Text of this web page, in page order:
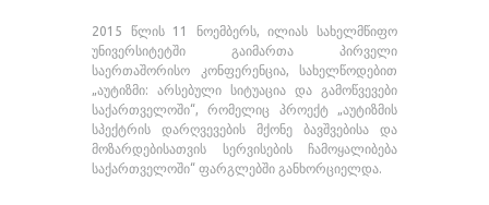
2015 წლის 11 ნოემბერს, ილიას სახელმწიფო
უნივერსიტეტში გაიმართა პირველი
საერთაშორისო კონფერენცია, სახელწოდებით
„აუტიზმი: არსებული სიტუაცია და გამოწვევები
საქართველოში“, რომელიც პროექტ „აუტიზმის
სპექტრის დარღვევების მქონე ბავშვებისა და
მოზარდებისათვის სერვისების ჩამოყალიბება
საქართველოში“ ფარგლებში განხორციელდა.